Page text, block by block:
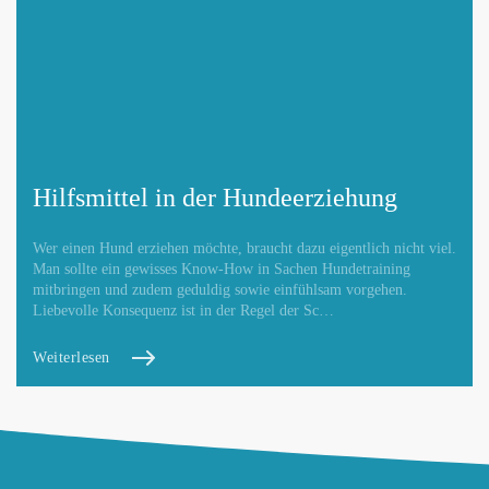
Hilfsmittel in der Hundeerziehung
Wer einen Hund erziehen möchte, braucht dazu eigentlich nicht viel.
Man sollte ein gewisses Know-How in Sachen Hundetraining
mitbringen und zudem geduldig sowie einfühlsam vorgehen.
Liebevolle Konsequenz ist in der Regel der Sc…
Weiterlesen